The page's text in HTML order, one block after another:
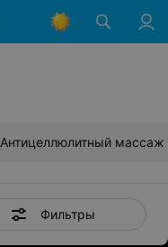
Антицеллюлитный массаж
Фильтры